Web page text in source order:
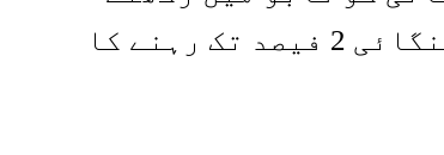
کیلئے شرح سود کو زیرو فیصد رکھنا ناگزیر ہے۔ اس سال کے آخر تک امریکہ میں مہنگائی 2 فیصد تک رہنے کا